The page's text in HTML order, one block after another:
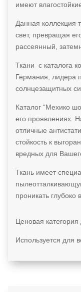
имеют
Данная коллекция
свет, превращая
рассеянный,
Ткани с каталога
Германия, лидера
солнцезащитных
Каталог “Мехико
его проявлениях.
отличные
стойкость к
вредных для
Ткань имеет
проникать глубоко
Ценовая категория
Используется для